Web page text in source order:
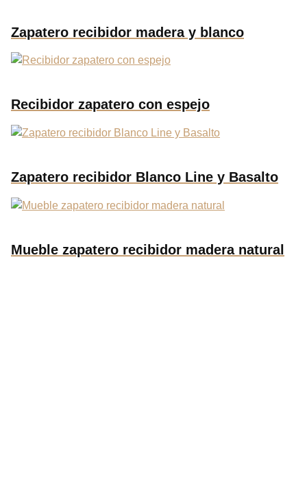
Zapatero recibidor madera y blanco
Recibidor zapatero con espejo
Zapatero recibidor Blanco Line y Basalto
Mueble zapatero recibidor madera natural